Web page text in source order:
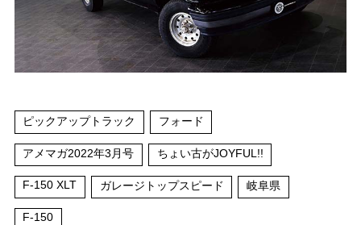
ピックアップトラック フォード
アメマガ2022年3月号 ちょい古がJOYFUL!!
F-150 XLT ガレージトップスピード 岐阜県
F-150